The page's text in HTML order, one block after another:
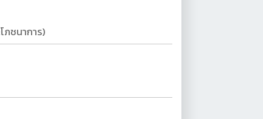
ภชนาการ)